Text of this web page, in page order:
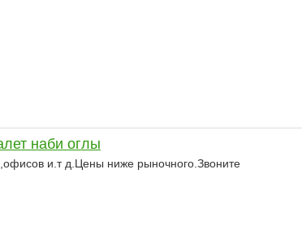
наби оглы
и.т д.Цены ниже рыночного.Звоните